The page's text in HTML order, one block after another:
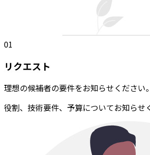
01
リクエスト
理想の候補者の要件をお知らせください。
役割、技術要件、予算についてお知らせ